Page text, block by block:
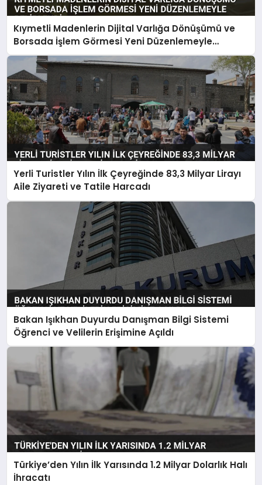
Kıymetli Madenlerin Dijital Varlığa Dönüşümü ve
Borsada İşlem Görmesi Yeni Düzenlemeyle
Belirlendi
Yerli Turistler Yılın İlk Çeyreğinde 83,3 Milyar Lirayı
Aile Ziyareti ve Tatile Harcadı
Bakan Işıkhan Duyurdu Danışman Bilgi Sistemi
Öğrenci ve Velilerin Erişimine Açıldı
Türkiye’den Yılın İlk Yarısında 1.2 Milyar Dolarlık Halı
İhracatı